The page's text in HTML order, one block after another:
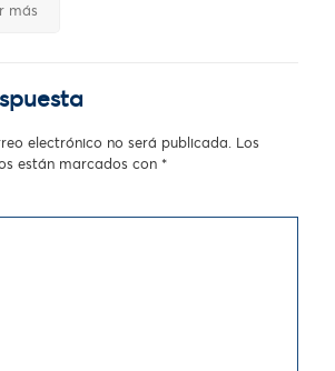
más
electrónico no será publicada. Los
están marcados con *